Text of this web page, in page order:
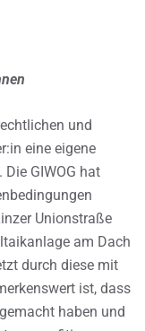
und
eine eigene
GIWOG hat
Unionstraße
am Dach
durch diese mit
ist, dass
haben und